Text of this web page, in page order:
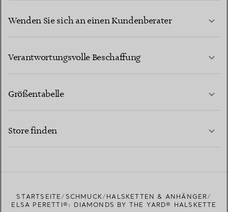
Wenden Sie sich an einen Kundenberater
Verantwortungsvolle Beschaffung
Größentabelle
Store finden
STARTSEITE SCHMUCK
HALSKETTEN & ANHÄNGER
ELSA PERETTI®: DIAMONDS BY THE YARD® HALSKETTE